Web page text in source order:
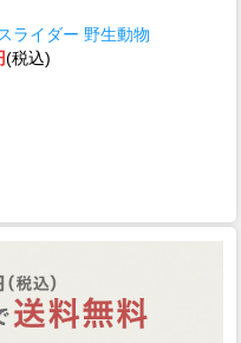
ライダー 野生動物
(税込)